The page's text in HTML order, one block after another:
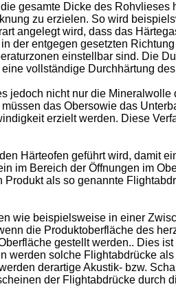
gesamte Dicke des
zu erzielen. So wird
angelegt wird, dass das
der entgegen gesetzten
einstellbar sind. Die
vollständige Durchhärtung
jedoch nicht nur die
das Obersowie das
erzielt werden. Diese
Härteofen geführt wird, damit
im Bereich der Öffnungen im
als so genannte
wie beispielsweise in einer
die Produktoberfläche des
gestellt werden.. Dies
solche Flightabdrücke
derartige Akustik- bzw.
der Flightabdrücke durch